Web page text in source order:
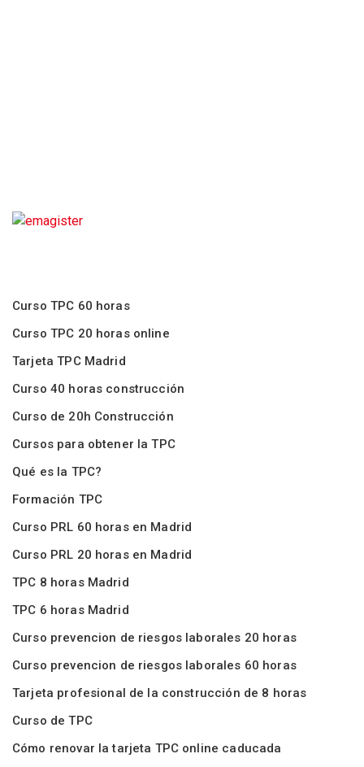
Curso TPC 60 horas
Curso TPC 20 horas online
Tarjeta TPC Madrid
Curso 40 horas construcción
Curso de 20h Construcción
Cursos para obtener la TPC
Qué es la TPC?
Formación TPC
Curso PRL 60 horas en Madrid
Curso PRL 20 horas en Madrid
TPC 8 horas Madrid
TPC 6 horas Madrid
Curso prevencion de riesgos laborales 20 horas
Curso prevencion de riesgos laborales 60 horas
Tarjeta profesional de la construcción de 8 horas
Curso de TPC
Cómo renovar la tarjeta TPC online caducada